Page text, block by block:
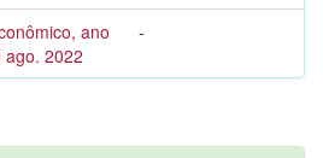
ano
2022
-